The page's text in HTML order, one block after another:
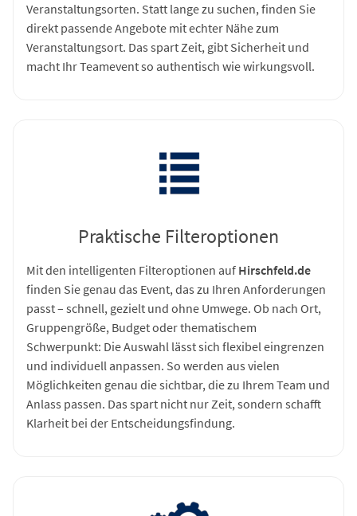
Veranstaltungsorten. Statt lange zu suchen, finden Sie
direkt passende Angebote mit echter Nähe zum
Veranstaltungsort. Das spart Zeit, gibt Sicherheit und
macht Ihr Teamevent so authentisch wie wirkungsvoll.
Praktische Filteroptionen
Mit den intelligenten Filteroptionen auf Hirschfeld.de
finden Sie genau das Event, das zu Ihren Anforderungen
passt – schnell, gezielt und ohne Umwege. Ob nach Ort,
Gruppengröße, Budget oder thematischem
Schwerpunkt: Die Auswahl lässt sich flexibel eingrenzen
und individuell anpassen. So werden aus vielen
Möglichkeiten genau die sichtbar, die zu Ihrem Team und
Anlass passen. Das spart nicht nur Zeit, sondern schafft
Klarheit bei der Entscheidungsfindung.